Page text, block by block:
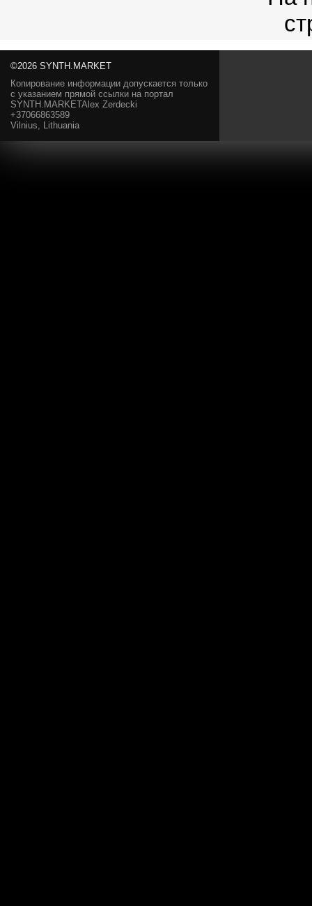
©2026 SYNTH.MARKET
Копирование информации допускается только
с указанием прямой ссылки на портал
SYNTH.MARKETAlex Zerdecki
+37066863589
Vilnius, Lithuania